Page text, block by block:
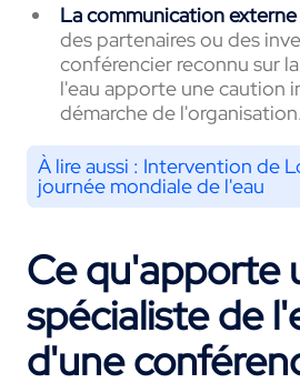
La communication externe
des partenaires ou des
conférencier reconnu sur
l'eau apporte une caution
démarche de l'organisation.
À lire aussi : Intervention de
journée mondiale de l'eau
Ce qu'apporte
spécialiste de
d'une